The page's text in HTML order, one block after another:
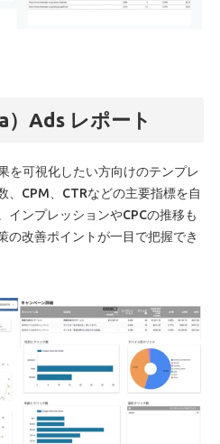
Ads レポート
を可視化したい方向けのテンプレ
、CPM、CTRなどの主要指標を自
インプレッションやCPCの推移も
の改善ポイントが一目で把握でき